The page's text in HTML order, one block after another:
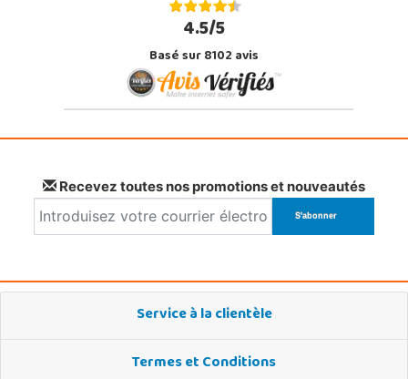
4.5/5
Basé sur 8102 avis
Recevez toutes nos promotions et nouveautés
Service à la clientèle
Termes et Conditions